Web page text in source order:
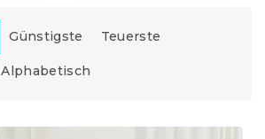
Günstigste Teuerste
Alphabetisch